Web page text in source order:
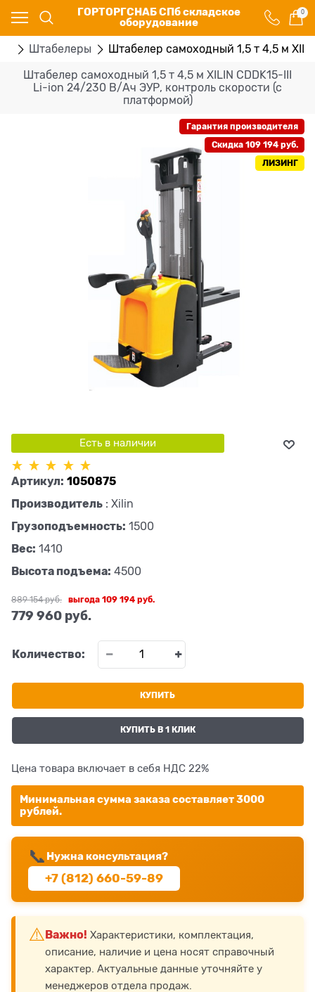
ГОРТОРГСНАБ СПб складское
оборудование
0
Штабелеры Штабелер самоходный 1,5 т 4,5 м
Штабелер самоходный 1,5 т 4,5 м XILIN CDDK15-III
Li-ion 24/230 В/Ач ЭУР, контроль скорости (с
платформой)
Гарантия производителя
Скидка 109 194 руб.
ЛИЗИНГ
Есть в наличии
Артикул: 1050875
Производитель : Xilin
Грузоподъемность: 1500
Вес: 1410
Высота подъема: 4500
889 154 руб.
779 960 руб.
выгода109 194 руб.
Количество:
КУПИТЬ
КУПИТЬ В 1 КЛИК
Цена товара включает в себя НДС 22%
Минимальная сумма заказа составляет 3000
рублей.
📞 Нужна консультация?
+7 (812) 660-59-89
⚠️Важно! Характеристики, комплектация,
описание, наличие и цена носят справочный
характер. Актуальные данные уточняйте у
менеджеров отдела продаж.